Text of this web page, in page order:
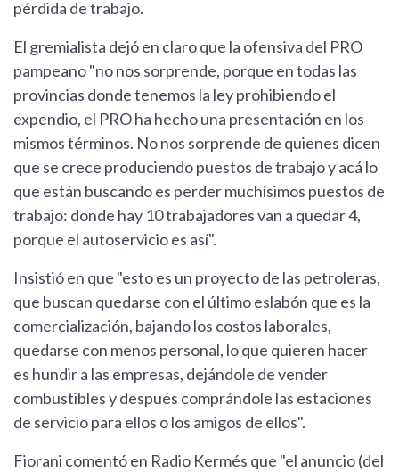
pérdida de trabajo.
El gremialista dejó en claro que la ofensiva del PRO
pampeano "no nos sorprende, porque en todas las
provincias donde tenemos la ley prohibiendo el
expendio, el PRO ha hecho una presentación en los
mismos términos. No nos sorprende de quienes dicen
que se crece produciendo puestos de trabajo y acá lo
que están buscando es perder muchísimos puestos de
trabajo: donde hay 10 trabajadores van a quedar 4,
porque el autoservicio es así".
Insistió en que "esto es un proyecto de las petroleras,
que buscan quedarse con el último eslabón que es la
comercialización, bajando los costos laborales,
quedarse con menos personal, lo que quieren hacer
es hundir a las empresas, dejándole de vender
combustibles y después comprándole las estaciones
de servicio para ellos o los amigos de ellos".
Fiorani comentó en Radio Kermés que "el anuncio (del